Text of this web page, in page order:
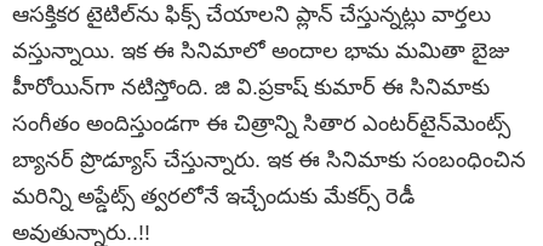
ఆసక్తికర టైటిల్‌ను ఫిక్స్ చేయాలని ప్లాన్ చేస్తున్నట్లు వార్తలు
వస్తున్నాయి. ఇక ఈ సినిమాలో అందాల భామ మమితా బైజు
హీరోయిన్‌గా నటిస్తోంది. జి వి.ప్రకాష్ కుమార్ ఈ సినిమాకు
సంగీతం అందిస్తుండగా ఈ చిత్రాన్ని సితార ఎంటర్‌టైన్‌మెంట్స్
బ్యానర్ ప్రొడ్యూస్ చేస్తున్నారు. ఇక ఈ సినిమాకు సంబంధించిన
మరిన్ని అప్డేట్స్ త్వరలోనే ఇచ్చేందుకు మేకర్స్ రెడీ
అవుతున్నారు..!!